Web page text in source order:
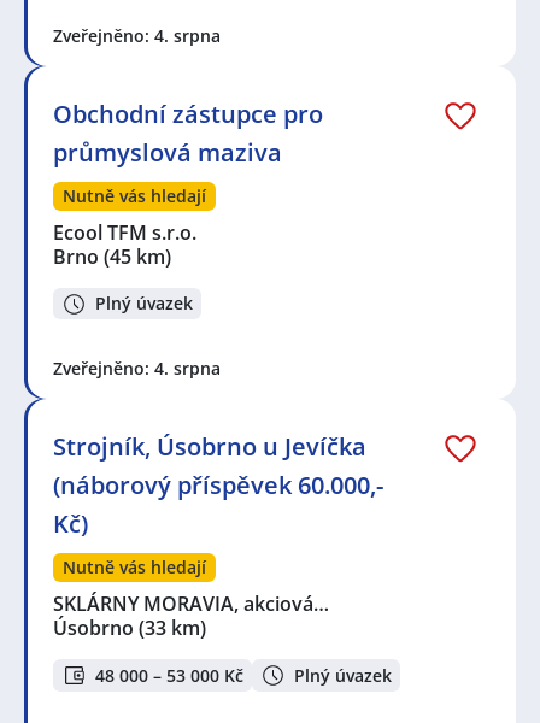
Zveřejněno: 4. srpna
Obchodní zástupce pro
průmyslová maziva
Nutně vás hledají
Ecool TFM s.r.o.
Brno (45 km)
Plný úvazek
Zveřejněno: 4. srpna
Strojník, Úsobrno u Jevíčka
(náborový příspěvek 60.000,-
Kč)
Nutně vás hledají
SKLÁRNY MORAVIA, akciová…
Úsobrno (33 km)
48 000 – 53 000 Kč Plný úvazek